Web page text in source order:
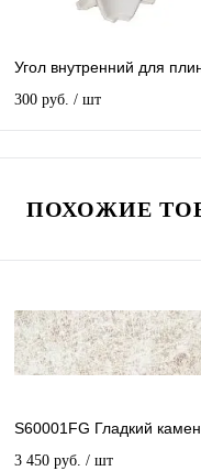
Угол внутренний для
300 руб. / шт
ПОХОЖИЕ
S60001FG Гладкий
3 450 руб. / шт